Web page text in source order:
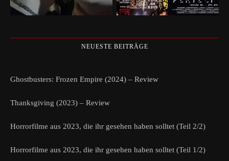
NEUESTE BEITRÄGE
Ghostbusters: Frozen Empire (2024) – Review
Thanksgiving (2023) – Review
Horrorfilme aus 2023, die ihr gesehen haben solltet (Teil 2/2)
Horrorfilme aus 2023, die ihr gesehen haben solltet (Teil 1/2)